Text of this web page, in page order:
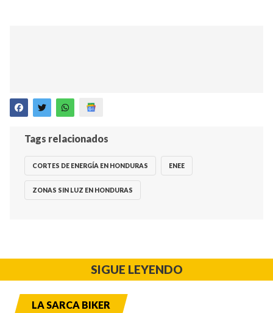
Tags relacionados
CORTES DE ENERGÍA EN HONDURAS ENEE
ZONAS SIN LUZ EN HONDURAS
SIGUE LEYENDO
LA SARCA BIKER